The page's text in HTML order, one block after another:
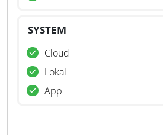
SYSTEM
Cloud
Lokal
App